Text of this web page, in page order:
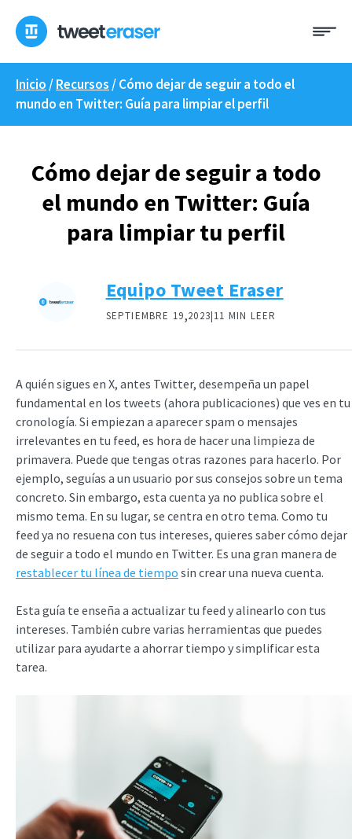
contenido
Inicio /Recursos /Cómo dejar de seguir a todo el
mundo en Twitter: Guía para limpiar el perfil
Cómo dejar de seguir a todo
el mundo en Twitter: Guía
para limpiar tu perfil
Equipo Tweet Eraser
SEPTIEMBRE 19,2023|11 MIN LEER
A quién sigues en X, antes Twitter, desempeña un papel
fundamental en los tweets (ahora publicaciones) que ves en tu
cronología. Si empiezan a aparecer spam o mensajes
irrelevantes en tu feed, es hora de hacer una limpieza de
primavera. Puede que tengas otras razones para hacerlo. Por
ejemplo, seguías a un usuario por sus consejos sobre un tema
concreto. Sin embargo, esta cuenta ya no publica sobre el
mismo tema. En su lugar, se centra en otro tema. Como tu
feed ya no resuena con tus intereses, quieres saber cómo dejar
de seguir a todo el mundo en Twitter. Es una gran manera de
restablecer tu línea de tiempo sin crear una nueva cuenta.
Esta guía te enseña a actualizar tu feed y alinearlo con tus
intereses. También cubre varias herramientas que puedes
utilizar para ayudarte a ahorrar tiempo y simplificar esta
tarea.